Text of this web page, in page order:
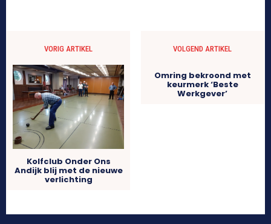
VORIG ARTIKEL
Kolfclub Onder Ons
Andijk blij met de nieuwe
verlichting
VOLGEND ARTIKEL
Omring bekroond met
keurmerk ‘Beste
Werkgever’